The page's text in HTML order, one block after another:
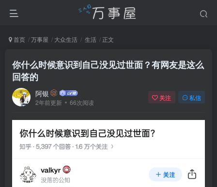
首页 万事屋 大众生活 生活 正文
你什么时候意识到自己没见过世面？有网友是这么
回答的
阿银
2年前更新 66次阅读
关注 私信